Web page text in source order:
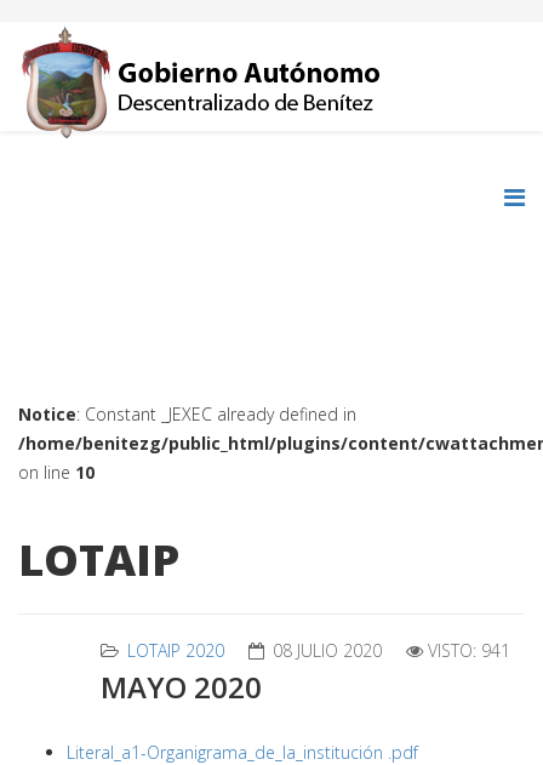
Notice: Constant _JEXEC already defined in
/home/benitezg/public_html/plugins/content/
on line 10
LOTAIP
LOTAIP 2020 08 JULIO 2020 VISTO: 941
MAYO 2020
Literal_a1-Organigrama_de_la_institución .pdf